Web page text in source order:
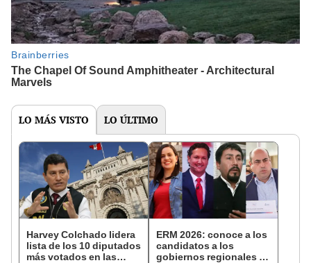
LO MÁS VISTO LO ÚLTIMO
Harvey Colchado lidera
lista de los 10 diputados
más votados en las
ERM 2026: conoce a los
candidatos a los
gobiernos regionales de